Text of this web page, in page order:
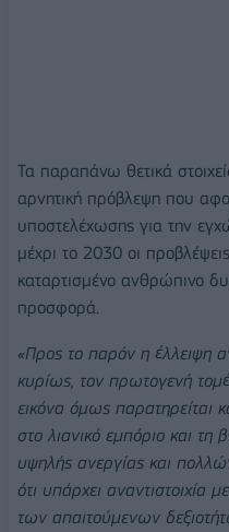
Τα παραπάνω θετικά
αρνητική πρόβλεψη που
υποστελέχωσης για την
μέχρι το 2030 οι
καταρτισμένο ανθρώπινο
προσφορά.
«Προς το παρόν η έλλειψη
κυρίως, τον πρωτογενή
εικόνα όμως παρατηρείται
στο λιανικό εμπόριο και τη
υψηλής ανεργίας και
ότι υπάρχει
των απαιτούμενων